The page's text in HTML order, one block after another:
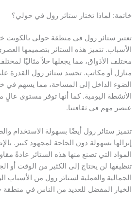
خاتمة: لماذا تختار ستائر رول في حولي؟
تعتبر ستائر رول في منطقة حولي بالكويت
الأسباب. تتميز هذه الستائر بتصميمها
مختلف الأذواق، مما يجعلها حلاً مثاليًا
منازل أو مكاتب. تجسد ستائر رول القدرة
الضوء الداخل إلى المساحة، مما يسهم
الأنشطة اليومية. كما أنها توفر مستوى
عنصر مهم في ثقافتنا.
تتميز ستائر رول أيضًا بسهولة الاستخدام
إنزالها بسهولة دون الحاجة لمجهود كبير.
المواد التي تصنع منها هذه الستائر عادةً
تنظيفها لن يحتاج إلى الكثير من الوقت أو
الجمالية والعملية لستائر رول من الأسباب
الخيار المفضل للعديد من الناس في